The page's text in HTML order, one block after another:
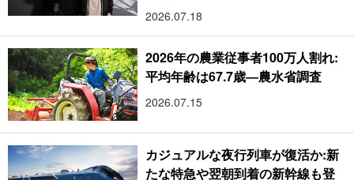
2026.07.18
2026年の農業従事者100万人割れ:
平均年齢は67.7歳―農水省調査
2026.07.15
カジュアルな夜行列車が復活か:新
たな特急や翌朝到着の新幹線も登